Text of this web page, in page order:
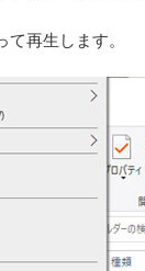
再生します。